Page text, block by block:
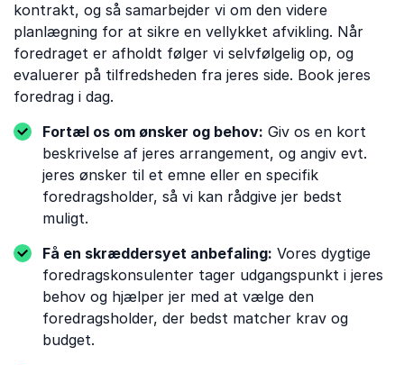
kontrakt, og så samarbejder vi om den videre
planlægning for at sikre en vellykket afvikling. Når
foredraget er afholdt følger vi selvfølgelig op, og
evaluerer på tilfredsheden fra jeres side. Book jeres
foredrag i dag.
Fortæl os om ønsker og behov: Giv os en kort
beskrivelse af jeres arrangement, og angiv evt.
jeres ønsker til et emne eller en specifik
foredragsholder, så vi kan rådgive jer bedst
muligt.
Få en skræddersyet anbefaling: Vores dygtige
foredragskonsulenter tager udgangspunkt i jeres
behov og hjælper jer med at vælge den
foredragsholder, der bedst matcher krav og
budget.